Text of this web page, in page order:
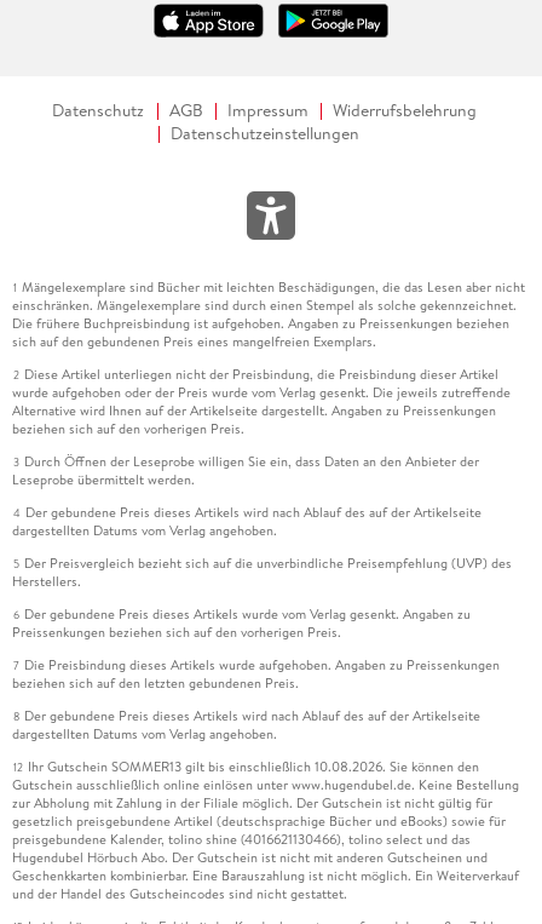
Datenschutz AGB Impressum
Widerrufsbelehrung
Datenschutzeinstellungen
1 Mängelexemplare sind Bücher mit leichten Beschädigungen, die das Lesen aber nicht
einschränken. Mängelexemplare sind durch einen Stempel als solche gekennzeichnet.
Die frühere Buchpreisbindung ist aufgehoben. Angaben zu Preissenkungen beziehen
sich auf den gebundenen Preis eines mangelfreien Exemplars.
2 Diese Artikel unterliegen nicht der Preisbindung, die Preisbindung dieser Artikel
wurde aufgehoben oder der Preis wurde vom Verlag gesenkt. Die jeweils zutreffende
Alternative wird Ihnen auf der Artikelseite dargestellt. Angaben zu Preissenkungen
beziehen sich auf den vorherigen Preis.
3 Durch Öffnen der Leseprobe willigen Sie ein, dass Daten an den Anbieter der
Leseprobe übermittelt werden.
4 Der gebundene Preis dieses Artikels wird nach Ablauf des auf der Artikelseite
dargestellten Datums vom Verlag angehoben.
5 Der Preisvergleich bezieht sich auf die unverbindliche Preisempfehlung (UVP) des
Herstellers.
6 Der gebundene Preis dieses Artikels wurde vom Verlag gesenkt. Angaben zu
Preissenkungen beziehen sich auf den vorherigen Preis.
7 Die Preisbindung dieses Artikels wurde aufgehoben. Angaben zu Preissenkungen
beziehen sich auf den letzten gebundenen Preis.
8 Der gebundene Preis dieses Artikels wird nach Ablauf des auf der Artikelseite
dargestellten Datums vom Verlag angehoben.
12 Ihr Gutschein SOMMER13 gilt bis einschließlich 10.08.2026. Sie können den
Gutschein ausschließlich online einlösen unter www.hugendubel.de. Keine Bestellung
zur Abholung mit Zahlung in der Filiale möglich. Der Gutschein ist nicht gültig für
gesetzlich preisgebundene Artikel (deutschsprachige Bücher und eBooks) sowie für
preisgebundene Kalender, tolino shine (4016621130466), tolino select und das
Hugendubel Hörbuch Abo. Der Gutschein ist nicht mit anderen Gutscheinen und
Geschenkkarten kombinierbar. Eine Barauszahlung ist nicht möglich. Ein Weiterverkauf
und der Handel des Gutscheincodes sind nicht gestattet.